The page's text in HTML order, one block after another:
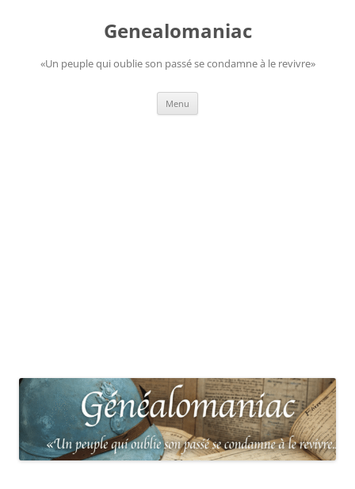
Genealomaniac
«Un peuple qui oublie son passé se condamne à le revivre»
Menu